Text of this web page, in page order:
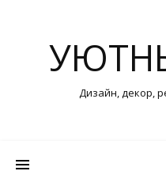
Дизайн, декор,